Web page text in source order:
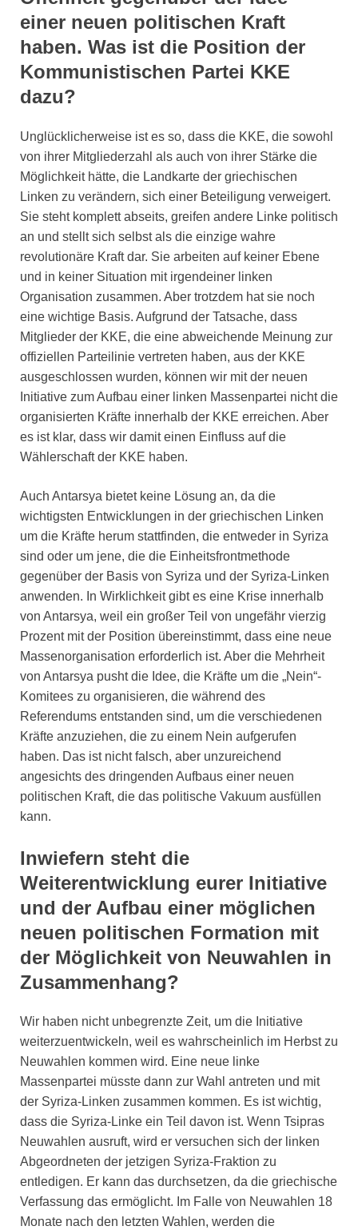
einer neuen politischen Kraft
haben. Was ist die Position der
Kommunistischen Partei KKE
dazu?
Unglücklicherweise ist es so, dass die KKE, die sowohl
von ihrer Mitgliederzahl als auch von ihrer Stärke die
Möglichkeit hätte, die Landkarte der griechischen
Linken zu verändern, sich einer Beteiligung verweigert.
Sie steht komplett abseits, greifen andere Linke politisch
an und stellt sich selbst als die einzige wahre
revolutionäre Kraft dar. Sie arbeiten auf keiner Ebene
und in keiner Situation mit irgendeiner linken
Organisation zusammen. Aber trotzdem hat sie noch
eine wichtige Basis. Aufgrund der Tatsache, dass
Mitglieder der KKE, die eine abweichende Meinung zur
offiziellen Parteilinie vertreten haben, aus der KKE
ausgeschlossen wurden, können wir mit der neuen
Initiative zum Aufbau einer linken Massenpartei nicht die
organisierten Kräfte innerhalb der KKE erreichen. Aber
es ist klar, dass wir damit einen Einfluss auf die
Wählerschaft der KKE haben.
Auch Antarsya bietet keine Lösung an, da die
wichtigsten Entwicklungen in der griechischen Linken
um die Kräfte herum stattfinden, die entweder in Syriza
sind oder um jene, die die Einheitsfrontmethode
gegenüber der Basis von Syriza und der Syriza-Linken
anwenden. In Wirklichkeit gibt es eine Krise innerhalb
von Antarsya, weil ein großer Teil von ungefähr vierzig
Prozent mit der Position übereinstimmt, dass eine neue
Massenorganisation erforderlich ist. Aber die Mehrheit
von Antarsya pusht die Idee, die Kräfte um die „Nein“-
Komitees zu organisieren, die während des
Referendums entstanden sind, um die verschiedenen
Kräfte anzuziehen, die zu einem Nein aufgerufen
haben. Das ist nicht falsch, aber unzureichend
angesichts des dringenden Aufbaus einer neuen
politischen Kraft, die das politische Vakuum ausfüllen
kann.
Inwiefern steht die
Weiterentwicklung eurer Initiative
und der Aufbau einer möglichen
neuen politischen Formation mit
der Möglichkeit von Neuwahlen in
Zusammenhang?
Wir haben nicht unbegrenzte Zeit, um die Initiative
weiterzuentwickeln, weil es wahrscheinlich im Herbst zu
Neuwahlen kommen wird. Eine neue linke
Massenpartei müsste dann zur Wahl antreten und mit
der Syriza-Linken zusammen kommen. Es ist wichtig,
dass die Syriza-Linke ein Teil davon ist. Wenn Tsipras
Neuwahlen ausruft, wird er versuchen sich der linken
Abgeordneten der jetzigen Syriza-Fraktion zu
entledigen. Er kann das durchsetzen, da die griechische
Verfassung das ermöglicht. Im Falle von Neuwahlen 18
Monate nach den letzten Wahlen, werden die